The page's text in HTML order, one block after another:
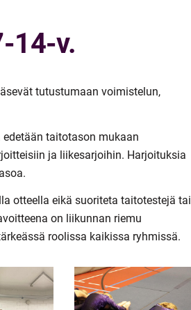
14-v.
tutustumaan voimistelun,
taitotason mukaan
ja liikesarjoihin. Harjoituksia
otteella eikä suoriteta taitotestejä tai
on liikunnan riemu
roolissa kaikissa ryhmissä.